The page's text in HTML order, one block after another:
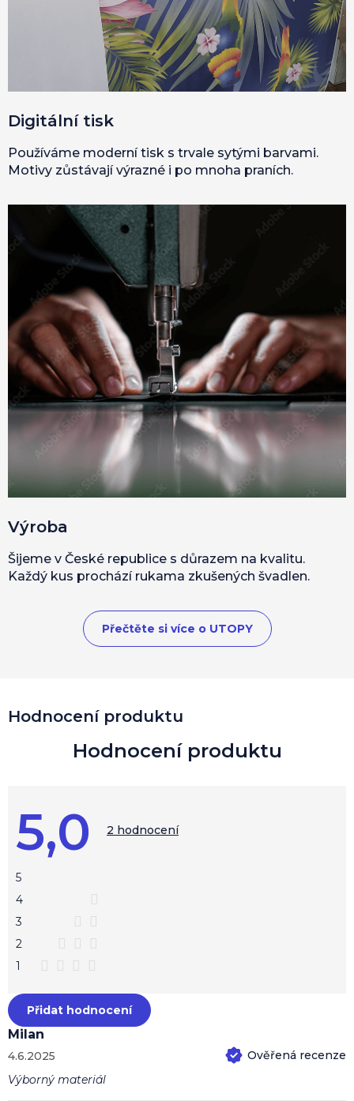
Hodnocení produktu
5,0 hodnocení
produktu
2 hodnocení
5
4
3
2
1
Přidat hodnocení
V
e
Milan
Hodnocení produktu je 5 z 5 hvězdiček.
4.6.2025
Výborný materiál
Digitální tisk
Používáme moderní tisk s trvale sytými barvami.
Motivy zůstávají výrazné i po mnoha praních.
Výroba
Šijeme v České republice s důrazem na kvalitu.
Každý kus prochází rukama zkušených švadlen.
Přečtěte si více o UTOPY